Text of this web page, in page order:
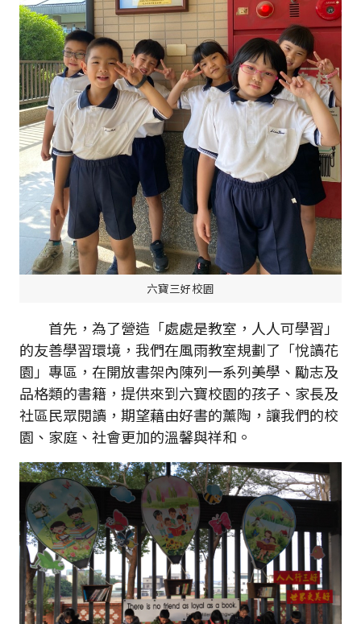
六寶三好校園
首先，為了營造「處處是教室，人人可學習」
的友善學習環境，我們在風雨教室規劃了「悅讀花
園」專區，在開放書架內陳列一系列美學、勵志及
品格類的書籍，提供來到六寶校園的孩子、家長及
社區民眾閱讀，期望藉由好書的薰陶，讓我們的校
園、家庭、社會更加的溫馨與祥和。